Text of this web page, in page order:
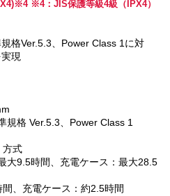
※4：JIS保護等級4級（IPX4）
格Ver.5.3、Power Class 1に対
現
規格 Ver.5.3、Power Class 1
方式
大9.5時間、充電ケース：最大28.5
、充電ケース：約2.5時間